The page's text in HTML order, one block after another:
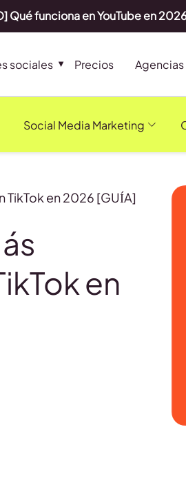
Qué funciona en YouTube en
sociales Precios Agencias
Social Media Marketing
TikTok en 2026 [GUÍA]
en